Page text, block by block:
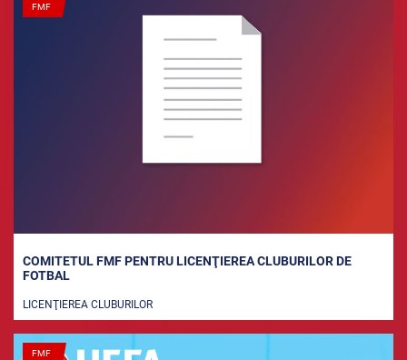
FMF
COMITETUL FMF PENTRU LICENŢIEREA CLUBURILOR DE
FOTBAL
LICENŢIEREA CLUBURILOR
FMF